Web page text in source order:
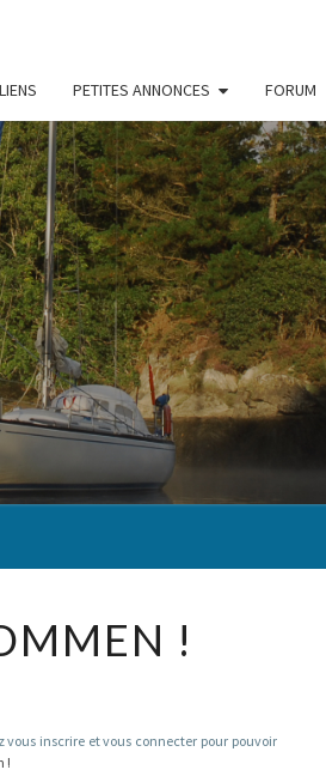
LIENS PETITES ANNONCES FORUM
Le Blog
Des
Passionnés
!
vous inscrire et vous connecter pour pouvoir
!